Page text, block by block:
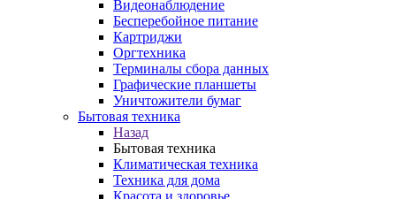
Видеонаблюдение
Бесперебойное питание
Картриджи
Оргтехника
Терминалы сбора данных
Графические планшеты
Уничтожители бумаг
Бытовая техника
Назад
Бытовая техника
Климатическая техника
Техника для дома
Красота и здоровье